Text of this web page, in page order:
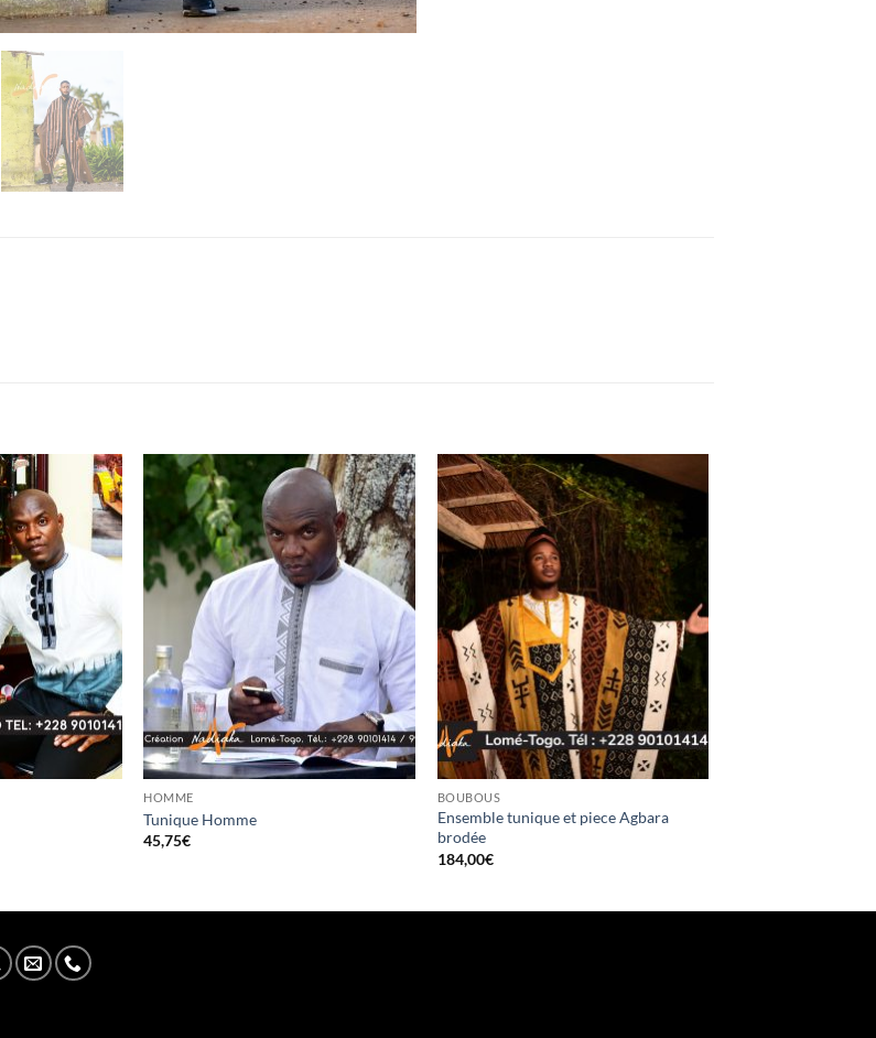
HOMME
Tunique Homme
45,75€
BOUBOUS
Ensemble tunique et piece Agbara
brodée
184,00€